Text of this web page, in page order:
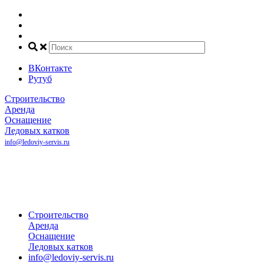
ВКонтакте
Рутуб
Строительство
Аренда
Оснащение
Ледовых катков
info@ledoviy-servis.ru
Строительство
Аренда
Оснащение
Ледовых катков
info@ledoviy-servis.ru